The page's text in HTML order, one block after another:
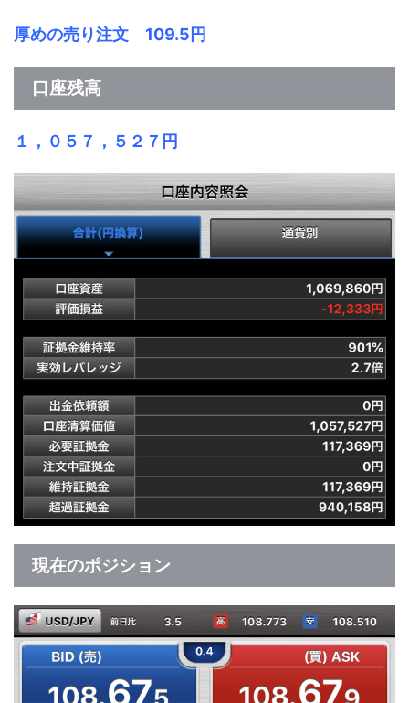
厚めの売り注文 109.5円
口座残高
１，０５７，５２７円
現在のポジション